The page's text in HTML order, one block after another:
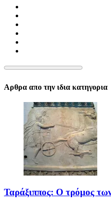
Αρθρα απο την ιδια κατηγορια
Ταράξιππος: Ο τρόμος